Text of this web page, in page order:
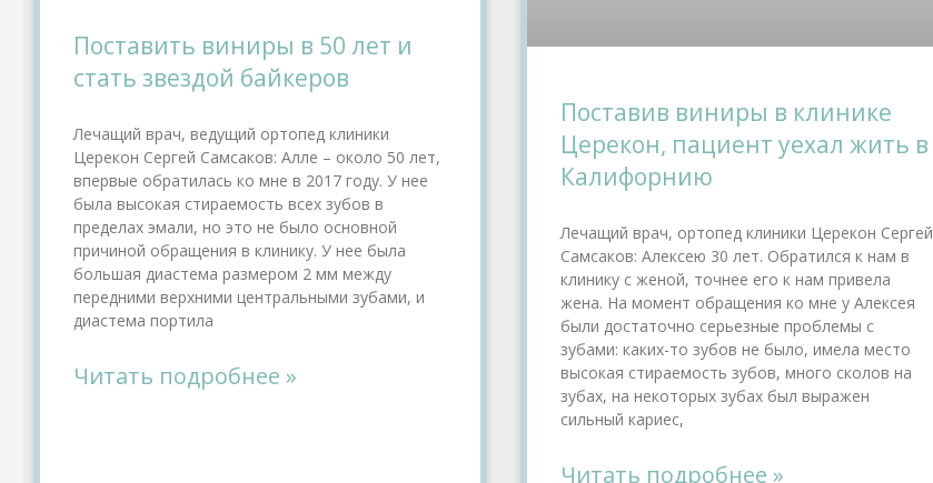
Поставить виниры в 50 лет и
стать звездой байкеров
Лечащий врач, ведущий ортопед клиники
Церекон Сергей Самсаков: Алле – около 50 лет,
впервые обратилась ко мне в 2017 году. У нее
была высокая стираемость всех зубов в
пределах эмали, но это не было основной
причиной обращения в клинику. У нее была
большая диастема размером 2 мм между
передними верхними центральными зубами, и
диастема портила
Читать подробнее »
Поставив виниры в клинике
Церекон, пациент уехал жить в
Калифорнию
Лечащий врач, ортопед клиники Церекон Сергей
Самсаков: Алексею 30 лет. Обратился к нам в
клинику с женой, точнее его к нам привела
жена. На момент обращения ко мне у Алексея
были достаточно серьезные проблемы с
зубами: каких-то зубов не было, имела место
высокая стираемость зубов, много сколов на
зубах, на некоторых зубах был выражен
сильный кариес,
Читать подробнее »